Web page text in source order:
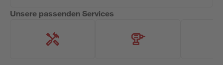
Unsere passenden Services